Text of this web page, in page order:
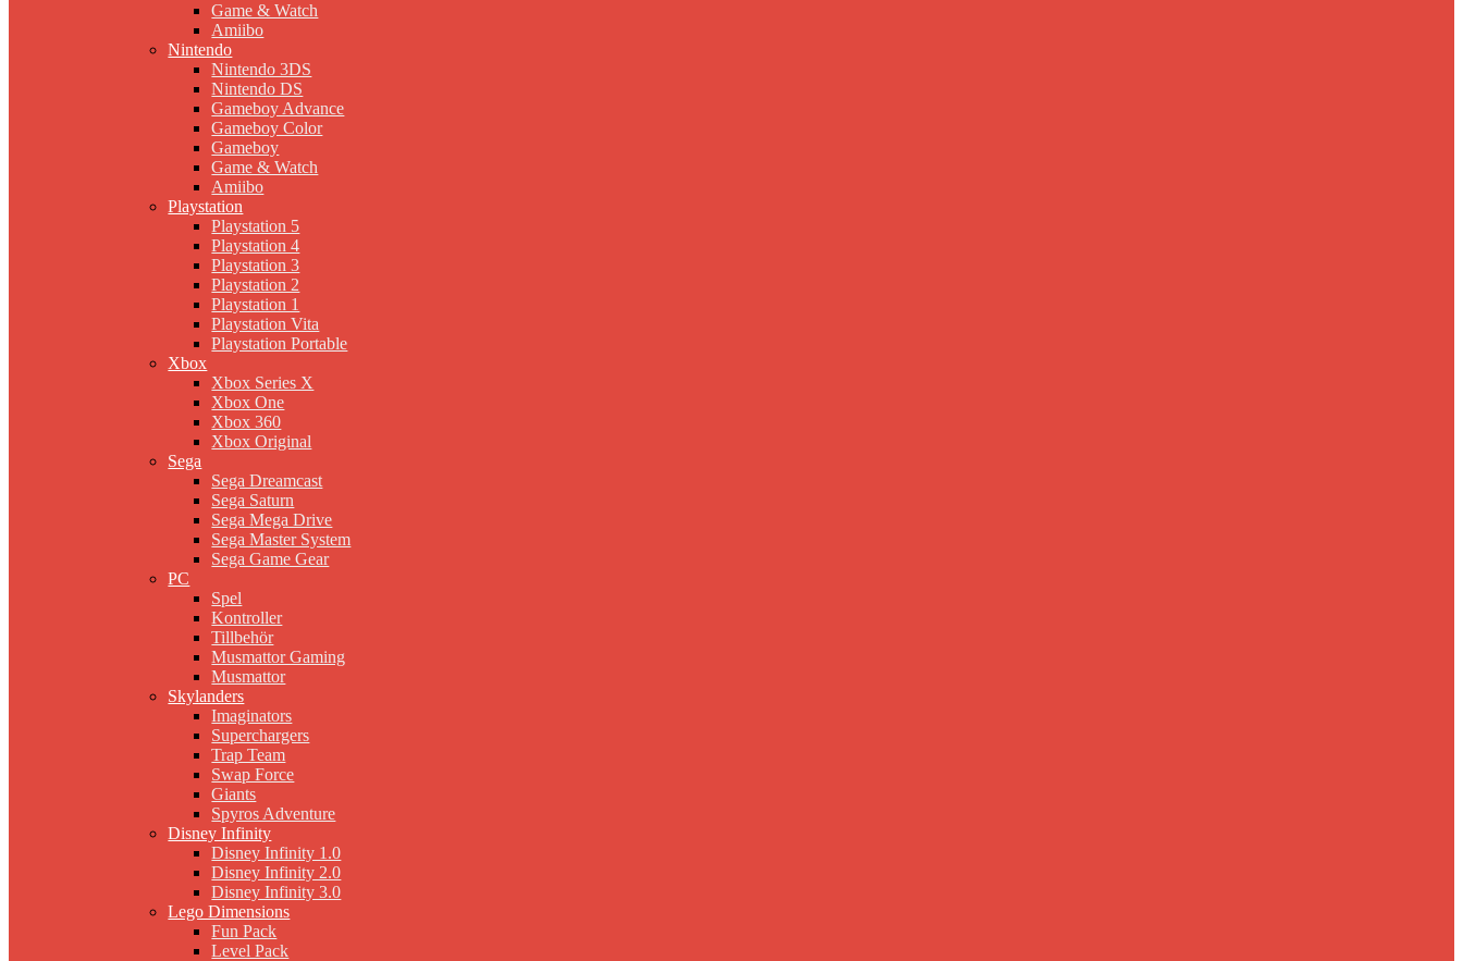
Game & Watch
Amiibo
Nintendo
Nintendo 3DS
Nintendo DS
Gameboy Advance
Gameboy Color
Gameboy
Game & Watch
Amiibo
Playstation
Playstation 5
Playstation 4
Playstation 3
Playstation 2
Playstation 1
Playstation Vita
Playstation Portable
Xbox
Xbox Series X
Xbox One
Xbox 360
Xbox Original
Sega
Sega Dreamcast
Sega Saturn
Sega Mega Drive
Sega Master System
Sega Game Gear
PC
Spel
Kontroller
Tillbehör
Musmattor Gaming
Musmattor
Skylanders
Imaginators
Superchargers
Trap Team
Swap Force
Giants
Spyros Adventure
Disney Infinity
Disney Infinity 1.0
Disney Infinity 2.0
Disney Infinity 3.0
Lego Dimensions
Fun Pack
Level Pack